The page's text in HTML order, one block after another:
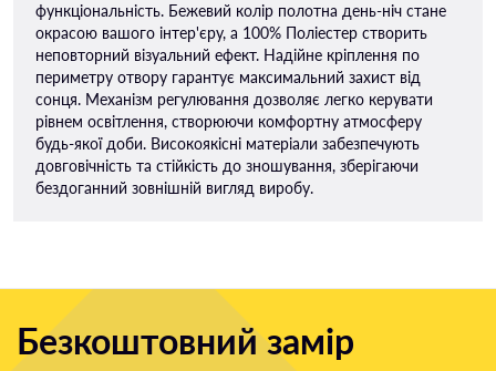
функціональність. Бежевий колір полотна день-ніч стане
окрасою вашого інтер'єру, а 100% Поліестер створить
неповторний візуальний ефект. Надійне кріплення по
периметру отвору гарантує максимальний захист від
сонця. Механізм регулювання дозволяє легко керувати
рівнем освітлення, створюючи комфортну атмосферу
будь-якої доби. Високоякісні матеріали забезпечують
довговічність та стійкість до зношування, зберігаючи
бездоганний зовнішній вигляд виробу.
Безкоштовний замір